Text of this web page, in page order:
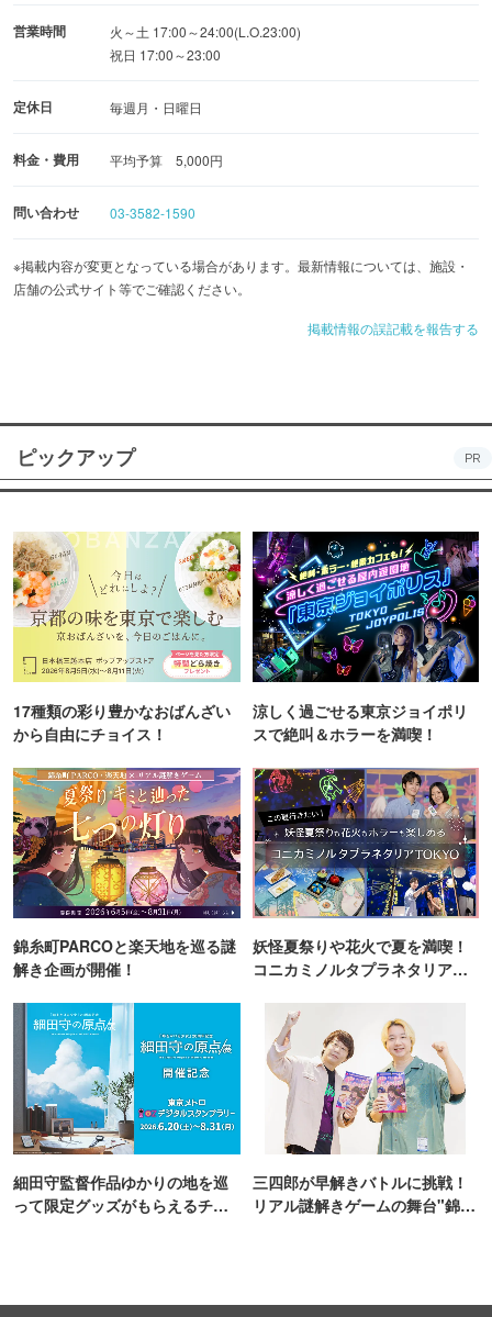
営業時間
火～土 17:00～24:00(L.O.23:00)
祝日 17:00～23:00
定休日 毎週月・日曜日
料金・費用 平均予算 5,000円
問い合わせ 03-3582-1590
※掲載内容が変更となっている場合があります。最新情報については、施設・
店舗の公式サイト等でご確認ください。
掲載情報の誤記載を報告する
ピックアップ PR
17種類の彩り豊かなおばんざい
から自由にチョイス！
涼しく過ごせる東京ジョイポリ
スで絶叫＆ホラーを満喫！
錦糸町PARCOと楽天地を巡る謎
解き企画が開催！
妖怪夏祭りや花火で夏を満喫！
コニカミノルタプラネタリア
細田守監督作品ゆかりの地を巡
って限定グッズがもらえるチャ
三四郎が早解きバトルに挑戦！
リアル謎解きゲームの舞台"錦糸